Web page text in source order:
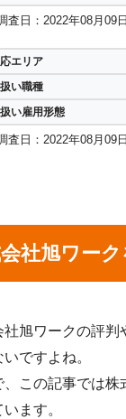
査日：2022年08月09日
エリア
い職種
い雇用形態
査日：2022年08月09日
社旭ワー
社旭ワークの評判
ですよね。
、この記事では
ます。